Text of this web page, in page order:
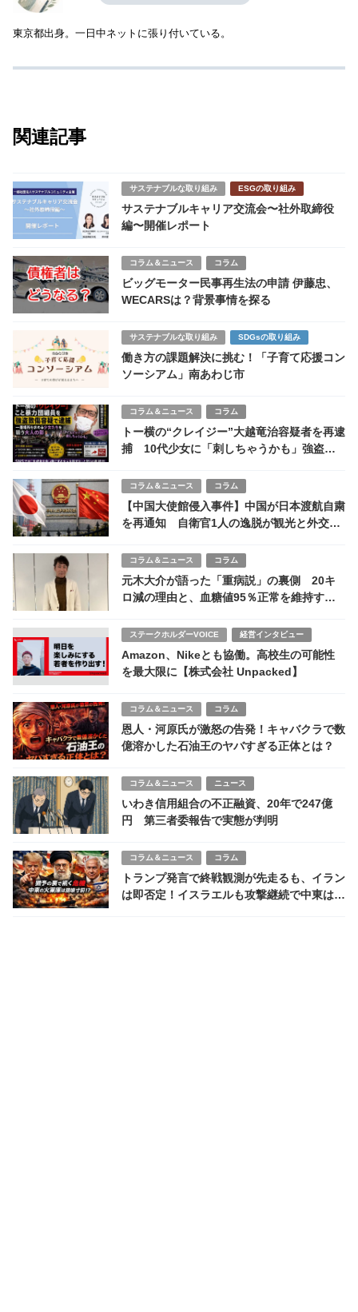
東京都出身。一日中ネットに張り付いている。
関連記事
サステナブルな取り組み ESGの取り組み
サステナブルキャリア交流会〜社外取締役
編〜開催レポート
コラム＆ニュース コラム
ビッグモーター民事再生法の申請 伊藤忠、
WECARSは？背景事情を探る
サステナブルな取り組み SDGsの取り組み
働き方の課題解決に挑む！「子育て応援コン
ソーシアム」南あわじ市
コラム＆ニュース コラム
トー横の“クレイジー”大越竜治容疑者を再逮
捕 10代少女に「刺しちゃうかも」強盗致
コラム＆ニュース コラム
【中国大使館侵入事件】中国が日本渡航自粛
を再通知 自衛官1人の逸脱が観光と外交に
コラム＆ニュース コラム
元木大介が語った「重病説」の裏側 20キ
ロ減の理由と、血糖値95％正常を維持する
ステークホルダーVOICE 経営インタビュー
Amazon、Nikeとも協働。高校生の可能性
を最大限に【株式会社 Unpacked】
コラム＆ニュース コラム
恩人・河原氏が激怒の告発！キャバクラで数
億溶かした石油王のヤバすぎる正体とは？
コラム＆ニュース ニュース
いわき信用組合の不正融資、20年で247億
円 第三者委報告で実態が判明
コラム＆ニュース コラム
トランプ発言で終戦観測が先走るも、イラン
は即否定！イスラエルも攻撃継続で中東はな